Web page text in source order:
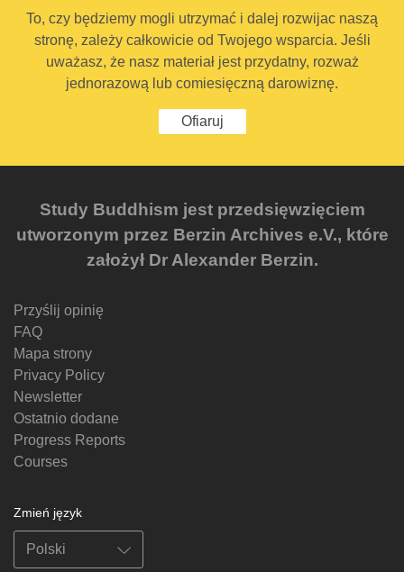
To, czy będziemy mogli utrzymać i dalej rozwijac naszą
stronę, zależy całkowicie od Twojego wsparcia. Jeśli
uważasz, że nasz materiał jest przydatny, rozważ
jednorazową lub comiesięczną darowiznę.
Ofiaruj
Study Buddhism jest przedsięwzięciem
utworzonym przez Berzin Archives e.V., które
założył Dr Alexander Berzin.
Przyślij opinię
FAQ
Mapa strony
Privacy Policy
Newsletter
Ostatnio dodane
Progress Reports
Courses
Zmień język